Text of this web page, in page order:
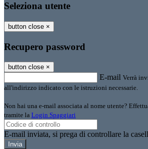
Seleziona utente
button close ×
Recupero password
button close ×
E-mail Verrà
all'indirizzo indicato con le istruzioni necessarie.
Non hai una e-mail associata al nome utente?
tramite la Login Spaggiari
E-mail inviata, si prega di controllare la